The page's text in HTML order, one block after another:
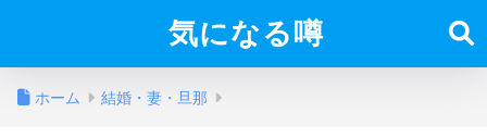
気になる噂
ホーム 結婚・妻・旦那